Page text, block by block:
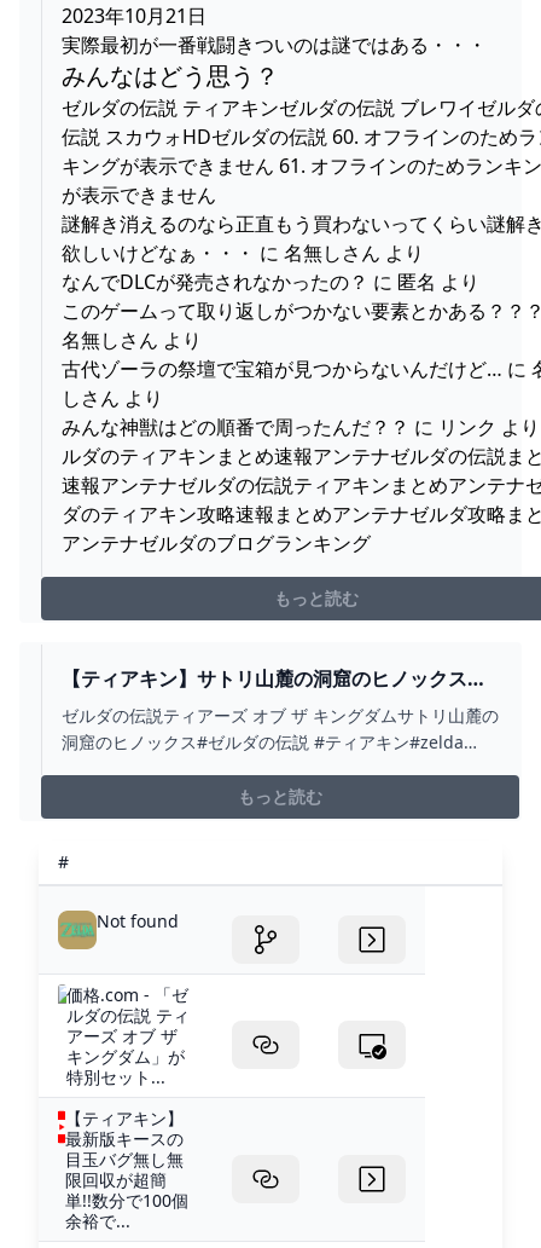
2023年10月21日
実際最初が一番戦闘きついのは謎ではある・・・
みんなはどう思う？
ゼルダの伝説 ティアキンゼルダの伝説 ブレワイゼルダ
伝説 スカウォHDゼルダの伝説 60. オフラインのため
キングが表示できません 61. オフラインのためランキ
が表示できません
謎解き消えるのなら正直もう買わないってくらい謎解
欲しいけどなぁ・・・ に 名無しさん より
なんでDLCが発売されなかったの？ に 匿名 より
このゲームって取り返しがつかない要素とかある？？
名無しさん より
古代ゾーラの祭壇で宝箱が見つからないんだけど… に
しさん より
みんな神獣はどの順番で周ったんだ？？ に リンク よ
ルダのティアキンまとめ速報アンテナゼルダの伝説ま
速報アンテナゼルダの伝説ティアキンまとめアンテナ
ダのティアキン攻略速報まとめアンテナゼルダ攻略ま
アンテナゼルダのブログランキング
もっと読む
【ティアキン】サトリ山麓の洞窟のヒノックス
ゼルダの伝説ティアーズ オブ ザ キングダム #ゼル
ダの伝説 #ティアキン #ZELDA - YOUTUBE
ゼルダの伝説ティアーズ オブ ザ キングダムサトリ山麓の
洞窟のヒノックス#ゼルダの伝説 #ティアキン#zelda
もっと読む
#
Not found
価格.com - 「ゼ
ルダの伝説 ティ
アーズ オブ ザ
キングダム」が
特別セット...
【ティアキン】
最新版キースの
目玉バグ無し無
限回収が超簡
単!!数分で100個
余裕で...